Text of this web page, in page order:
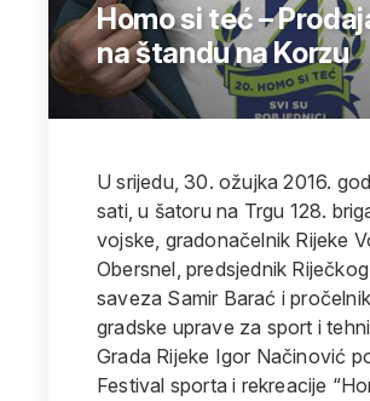
Homo si teć –
na štandu na Korzu
U srijedu, 30. ožujka 2016.
sati, u šatoru na Trgu 128.
vojske, gradonačelnik Rijeke
Obersnel, predsjednik
saveza Samir Barać i
gradske uprave za sport i
Grada Rijeke Igor Načinović
Festival sporta i rekreacije